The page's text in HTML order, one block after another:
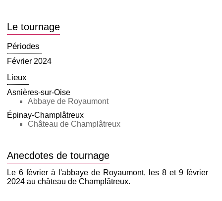
Le tournage
Périodes
Février 2024
Lieux
Asnières-sur-Oise
Abbaye de Royaumont
Épinay-Champlâtreux
Château de Champlâtreux
Anecdotes de tournage
Le 6 février à l'abbaye de Royaumont, les 8 et 9 février
2024 au château de Champlâtreux.